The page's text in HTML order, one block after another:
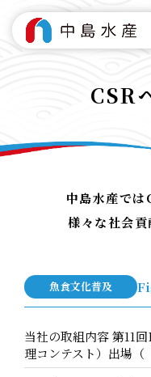
CSR
中島水産で
様々な社会貢
魚食文化普及
当社の取組内容 第11
理コンテスト）出場（